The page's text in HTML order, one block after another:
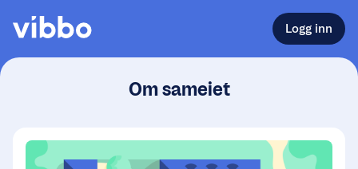
Logg inn
Om sameiet